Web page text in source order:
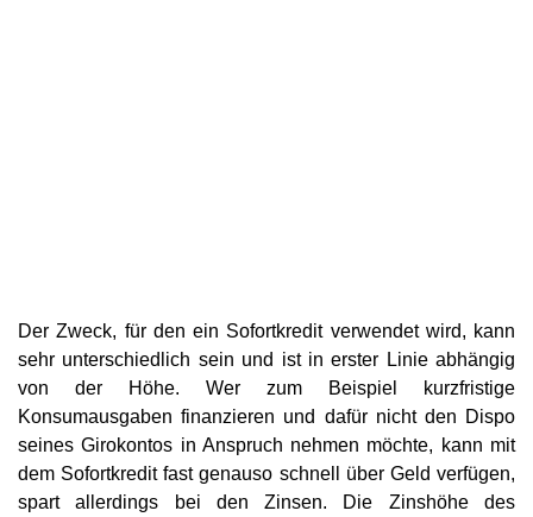
Der Zweck, für den ein Sofortkredit verwendet wird, kann
sehr unterschiedlich sein und ist in erster Linie abhängig
von der Höhe. Wer zum Beispiel kurzfristige
Konsumausgaben finanzieren und dafür nicht den Dispo
seines Girokontos in Anspruch nehmen möchte, kann mit
dem Sofortkredit fast genauso schnell über Geld verfügen,
spart allerdings bei den Zinsen. Die Zinshöhe des